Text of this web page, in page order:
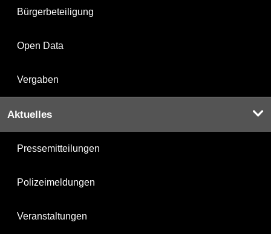
Bürgerbeteiligung
Open Data
Vergaben
Aktuelles
Pressemitteilungen
Polizeimeldungen
Veranstaltungen